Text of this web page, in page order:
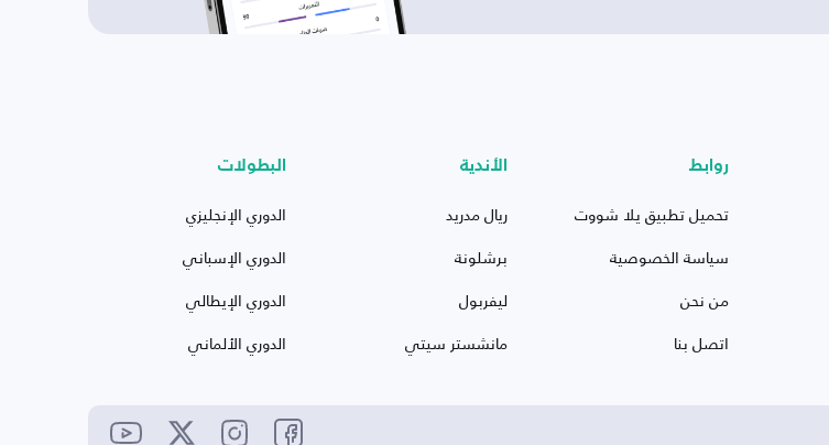
روابط
تحميل تطبيق يلا شووت
سياسة الخصوصية
من نحن
اتصل بنا
الأندية
ريال مدريد
برشلونة
ليفربول
مانشستر سيتي
البطولات
الدوري الإنجليزي
الدوري الإسباني
الدوري الإيطالي
الدوري الألماني